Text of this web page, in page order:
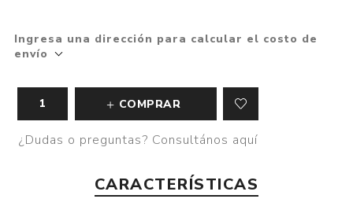
Ingresa una dirección para calcular el costo de
envío
COMPRAR
¿Dudas o preguntas? Consultános aquí
CARACTERÍSTICAS